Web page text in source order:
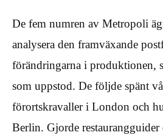
De fem numren av Metropoli
analysera den framväxande
förändringarna i produktionen,
som uppstod. De följde spänt
förortskravaller i London och
Berlin. Gjorde restaurangguider